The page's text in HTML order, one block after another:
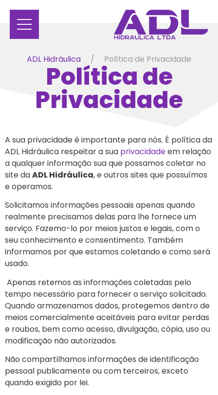
ADL Hidráulica Política de Privacidade
Política de
Privacidade
A sua privacidade é importante para nós. É política da
ADL Hidráulica respeitar a sua privacidadeem relação
a qualquer informação sua que possamos coletar no
site daADL Hidráulica, e outros sites que possuímos
e operamos.
Solicitamos informações pessoais apenas quando
realmente precisamos delas para lhe fornece um
serviço. Fazemo-lo por meios justos e legais, com o
seu conhecimento e consentimento. Também
informamos por que estamos coletando e como será
usado.
Apenas retemos as informações coletadas pelo
tempo necessário para fornecer o serviço solicitado.
Quando armazenamos dados, protegemos dentro de
meios comercialmente aceitáveis para evitar perdas
e roubos, bem como acesso, divulgação, cópia, uso ou
modificação não autorizados.
Não compartilhamos informações de identificação
pessoal publicamente ou com terceiros, exceto
quando exigido por lei.